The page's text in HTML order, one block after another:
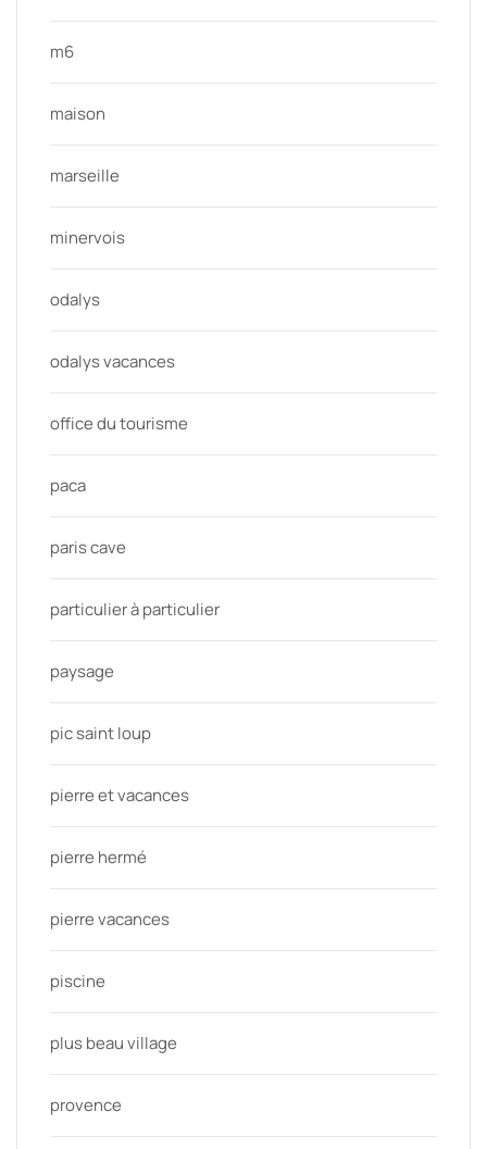
m6
maison
marseille
minervois
odalys
odalys vacances
office du tourisme
paca
paris cave
particulier à particulier
paysage
pic saint loup
pierre et vacances
pierre hermé
pierre vacances
piscine
plus beau village
provence